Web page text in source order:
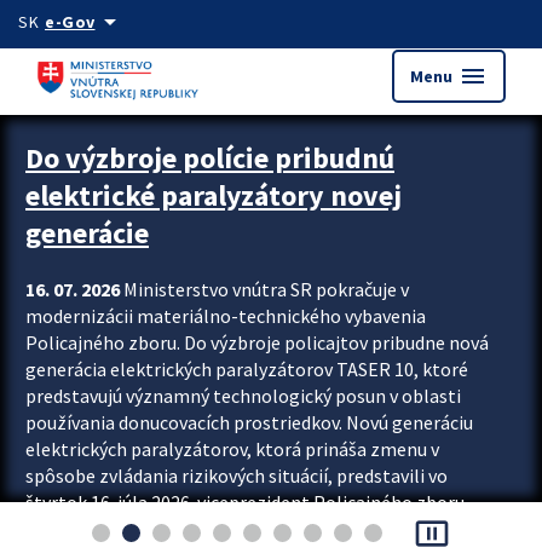
Preskocit na hlavný obsah
SK e-Govarrow_drop_down
Menu menu
Zastavit automatický posun upútavok
Do výzbroje polície pribudnú
elektrické paralyzátory novej
generácie
16. 07. 2026Ministerstvo vnútra SR pokračuje v
modernizácii materiálno-technického vybavenia
Policajného zboru. Do výzbroje policajtov pribudne nová
generácia elektrických paralyzátorov TASER 10, ktoré
predstavujú významný technologický posun v oblasti
používania donucovacích prostriedkov. Novú generáciu
elektrických paralyzátorov, ktorá prináša zmenu v
spôsobe zvládania rizikových situácií, predstavili vo
štvrtok 16. júla 2026 viceprezident Policajného zboru
Rastislav Polakovič a riaditeľ odboru výcviku...
pause_presentation